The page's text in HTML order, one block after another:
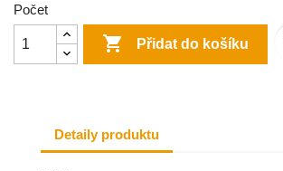
Počet
 Přidat do košíku
Detaily produktu